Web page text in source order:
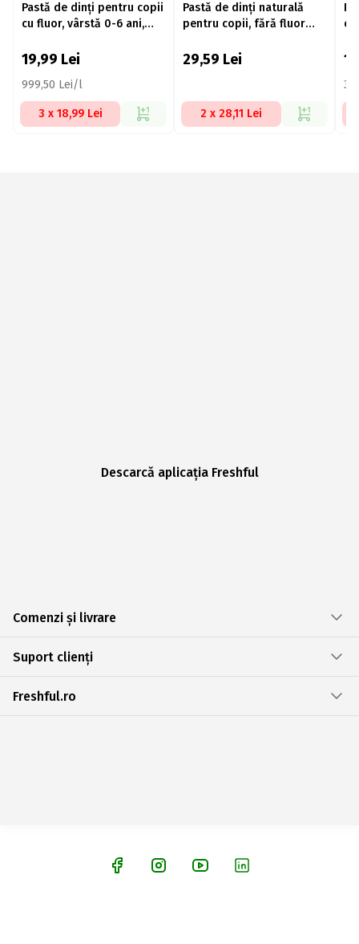
Pastă de dinți pentru copii
cu fluor, vârstă 0-6 ani,
19,99 Lei
999,50 Lei/l
3 x 18,99 Lei
Pastă de dinți naturală
pentru copii, fără fluor
29,59 Lei
2 x 28,11 Lei
Descarcă aplicația Freshful
Comenzi și livrare
Suport clienți
Freshful.ro